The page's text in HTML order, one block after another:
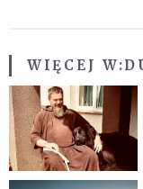
WIĘCEJ W: